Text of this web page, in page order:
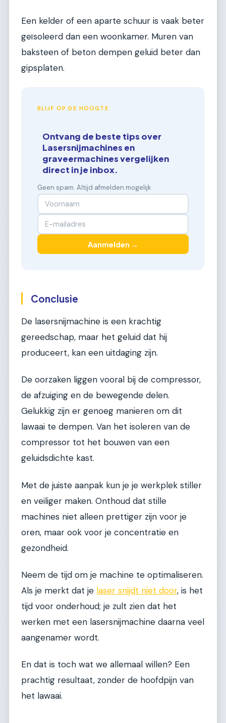
Een kelder of een aparte schuur is vaak beter
geïsoleerd dan een woonkamer. Muren van
baksteen of beton dempen geluid beter dan
gipsplaten.
BLIJF OP DE HOOGTE
Ontvang de beste tips over
Lasersnijmachines en
graveermachines vergelijken
direct in je inbox.
Geen spam. Altijd afmelden mogelijk.
Aanmelden →
Conclusie
De lasersnijmachine is een krachtig
gereedschap, maar het geluid dat hij
produceert, kan een uitdaging zijn.
De oorzaken liggen vooral bij de compressor,
de afzuiging en de bewegende delen.
Gelukkig zijn er genoeg manieren om dit
lawaai te dempen. Van het isoleren van de
compressor tot het bouwen van een
geluidsdichte kast.
Met de juiste aanpak kun je je werkplek stiller
en veiliger maken. Onthoud dat stille
machines niet alleen prettiger zijn voor je
oren, maar ook voor je concentratie en
gezondheid.
Neem de tijd om je machine te optimaliseren.
Als je merkt dat je laser snijdt niet door, is het
tijd voor onderhoud; je zult zien dat het
werken met een lasersnijmachine daarna veel
aangenamer wordt.
En dat is toch wat we allemaal willen? Een
prachtig resultaat, zonder de hoofdpijn van
het lawaai.